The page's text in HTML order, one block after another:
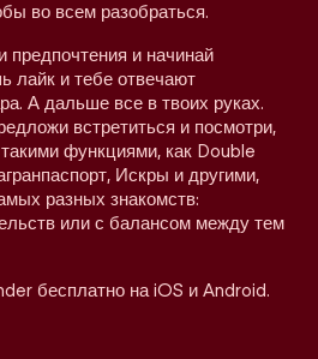
во всем разобраться.
и начинай
лайк и тебе отвечают
А дальше все в твоих руках.
встретиться и посмотри,
функциями, как Double
Искры и другими,
разных знакомств:
или с балансом между тем
бесплатно на iOS и Android.